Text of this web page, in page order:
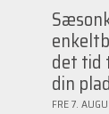
det tid
din
FRE 7.